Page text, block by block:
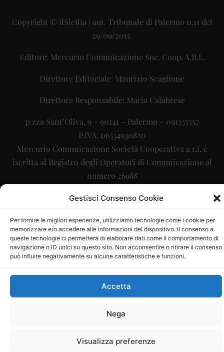
Gestisci Consenso Cookie
Per fornire le migliori esperienze, utilizziamo tecnologie come i cookie per
memorizzare e/o accedere alle informazioni del dispositivo. Il consenso a
queste tecnologie ci permetterà di elaborare dati come il comportamento di
navigazione o ID unici su questo sito. Non acconsentire o ritirare il consenso
può influire negativamente su alcune caratteristiche e funzioni.
Accetta
Nega
Visualizza preferenze
Copyright © ilSicilia | aut. Tribunale di Palermo n.11 del
29/09/2015
Editore: Mercurio Comunicazione Soc. Coop. A.R.L.
Direttore Editoriale: Maurizio Scaglione
Direttore Responsabile: Maria Calabrese
p.zza Sant’Oliva, 9 – 90141 – Palermo – 091335557
P.IVA: 06334930820
Mercurio Comunicazione Società Cooperativa a r.l. è
iscritta al Registro degli Operatori di Comunicazione al
numero 26988
Sito gestito daLa Digitale srl–info@ladigitale.it